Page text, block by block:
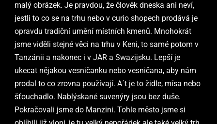
malý obrázek. Je pravdou, že člověk dneska ani neví,
jestli to co se na trhu nebo v curio shopech prodává je
opravdu tradiční umění místních kmenů. Mnohokrát
jsme viděli stejné věci na trhu v Keni, to samé potom v
Tanzánii a nakonec i v JAR a Swazijsku. Lepší je
ukecat nějakou vesničanku nebo vesničana, aby nám
prodal to co zrovna používají. A´t je to židle, mísa nebo
šťouchadlo. Nablýskané suvenýry jsou bez duše.
Pokračovali jsme do Manzini. Tohle město jsme si